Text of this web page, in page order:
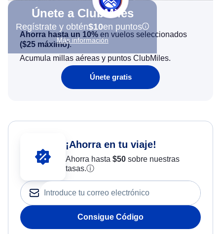
Únete a ClubMiles
Regístrate y obtén$10en puntos
Más información
Ahorra hasta un 10% en vuelos seleccionados
($25 máximo).
Acumula millas aéreas y puntos ClubMiles.
Únete gratis
¡Ahorra en tu viaje!
Ahorra hasta $50sobre nuestras
tasas.ⓘ
Consigue Código